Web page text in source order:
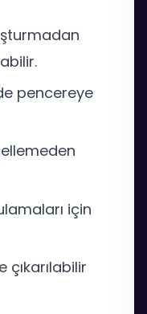
pencereye
için
çıkarılabilir